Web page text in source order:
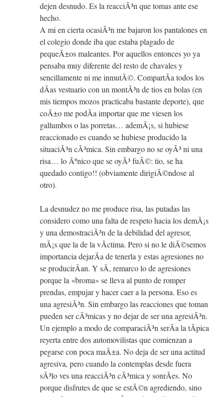
dejen desnudo. Es la reacciÃ³n que tomas ante ese
hecho.
A mi en cierta ocasiÃ³n me bajaron los pantalones en
el colegio donde iba que estaba plagado de
pequeÃ±os maleantes. Por aquellos entonces yo ya
pensaba muy diferente del resto de chavales y
sencillamente ni me inmutÃ©. CompartÃ­a todos los
dÃ­as vestuario con un montÃ³n de tios en bolas (en
mis tiempos mozos practicaba bastante deporte), que
coÃ±o me podÃ­a importar que me viesen los
gallumbos o las porretas… ademÃ¡s, si hubiese
reaccionado es cuando se hubiese producido la
situaciÃ³n cÃ³mica. Sin embargo no se oyÃ³ ni una
risa… lo Ãºnico que se oyÃ³ fuÃ©: tio, se ha
quedado contigo!! (obviamente dirigiÃ©ndose al
otro).
La desnudez no me produce risa, las putadas las
considero como una falta de respeto hacia los demÃ¡s
y una demostraciÃ³n de la debilidad del agresor,
mÃ¡s que la de la vÃ­ctima. Pero si no le diÃ©semos
importancia dejarÃ­a de tenerla y estas agresiones no
se producirÃ­an. Y sÃ­, remarco lo de agresiones
porque la «broma» se lleva al punto de romper
prendas, empujar y hacer caer a la persona. Eso es
una agresiÃ³n. Sin embargo las reacciones que toman
pueden ser cÃ³micas y no dejar de ser una agresiÃ³n.
Un ejemplo a modo de comparaciÃ³n serÃ­a la tÃ­pica
reyerta entre dos automovilistas que comienzan a
pegarse con poca maÃ±a. No deja de ser una actitud
agresiva, pero cuando la contemplas desde fuera
sÃ³lo ves una reacciÃ³n cÃ³mica y sonrÃ­es. No
porque disfrutes de que se estÃ©n agrediendo, sino